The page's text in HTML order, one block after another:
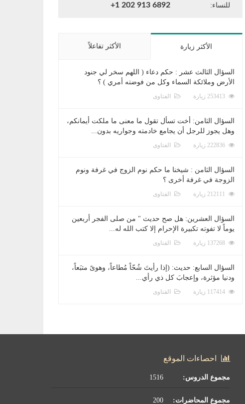
للنساء: +1 202 913 6892
الأكثر زيارة الأكثر تفاعلاً
السؤال الثالث عشر : حكم دعاء ( اللهم سخر لي جنود
الأرض وملائكة السماء وكل من فوضته أمري ) ؟
الفتاوى
السؤال الثامن: أخت تسأل تقول ما معنى ما ملكت أيمانكم،
وهل يجوز للرجل أن يجامع خادمته وجواريه بدون...
الفتاوى
السؤال الثامن : شيخنا ما حكم نوم الزوج في غرفة ونوم
الزوجة في غرفة أخرى ؟
الفتاوى
السؤال العشرين: هل صح حديث " من صلى الفجر أربعين
يوماً لا تفوته تكبيرة الإحرام إلا كتب الله له...
الفتاوى
السؤال السابع: حديث: (إذا رأيتَ شُحّاً مُطاعاً، وهوىً متبَعاً،
ودنيا مؤثرة، وإعجابَ كل ذي رأي...
الفتاوى
احصاءات الموقع
مجموع الدروس:
مجموع المحاضرات: